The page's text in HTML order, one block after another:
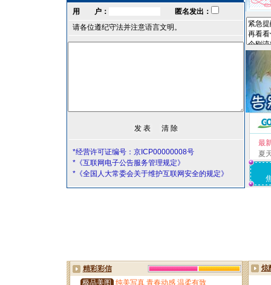
用 户：
匿名发出：
请各位遵纪守法并注意语言文明。
*经营许可证编号：京ICP00000008号
*《互联网电子公告服务管理规定》
*《全国人大常委会关于维护互联网安全的规定》
最
夏